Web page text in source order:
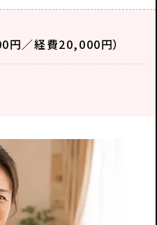
円／経費20,000円）